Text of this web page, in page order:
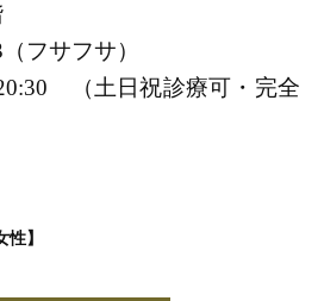
フサフサ）
（土日祝診療可・完全
】